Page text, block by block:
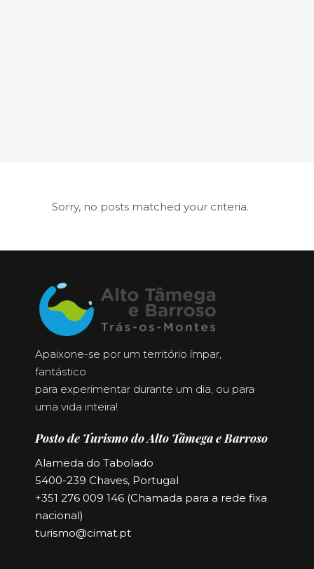
Sorry, no posts matched your criteria.
Apaixone-se por um território ímpar,
fantástico
para experimentar durante um dia, ou para
uma vida inteira!
Posto de Turismo do Alto Tâmega e Barroso
Alameda do Tabolado
5400-239 Chaves, Portugal
+351 276 009 146 (Chamada para a rede fixa
nacional)
turismo@cimat.pt